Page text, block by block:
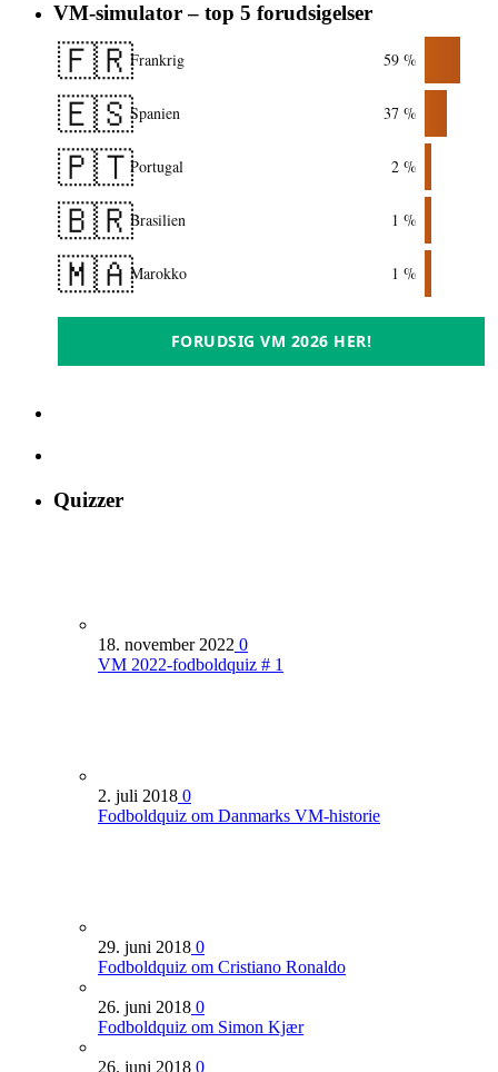
VM-simulator – top 5 forudsigelser
🇫🇷Frankrig 59 %
🇪🇸Spanien 37 %
🇵🇹Portugal 2 %
🇧🇷Brasilien 1 %
🇲🇦Marokko 1 %
FORUDSIG VM 2026 HER!
Quizzer
18. november 2022 0
VM 2022-fodboldquiz # 1
2. juli 2018 0
Fodboldquiz om Danmarks VM-historie
29. juni 2018 0
Fodboldquiz om Cristiano Ronaldo
26. juni 2018 0
Fodboldquiz om Simon Kjær
26. juni 2018 0